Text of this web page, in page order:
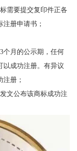
需要提交复印件正各
册申请书；
个月的公示期，任何
以成功注册。有异议
册；
文公布该商标成功注